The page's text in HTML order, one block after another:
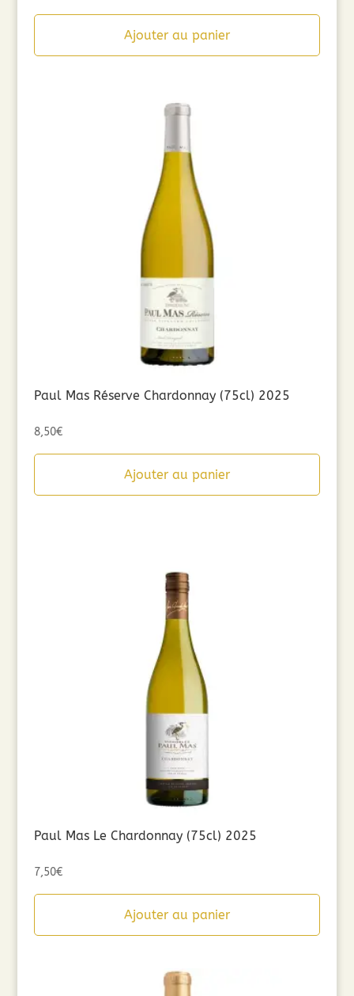
Ajouter au panier
Paul Mas Réserve Chardonnay (75cl) 2025
8,50€
Ajouter au panier
Paul Mas Le Chardonnay (75cl) 2025
7,50€
Ajouter au panier